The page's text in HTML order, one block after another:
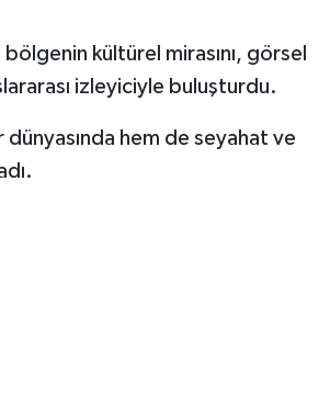
kültürel mirasını, görsel
izleyiciyle buluşturdu.
hem de seyahat ve